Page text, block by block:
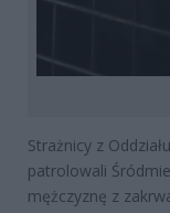
Strażnicy z
patrolowali
mężczyznę z